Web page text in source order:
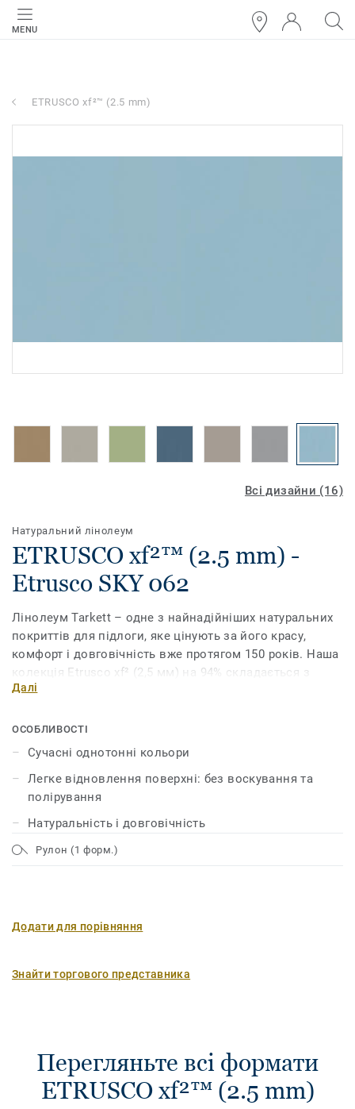
MENU
ETRUSCO xf²™ (2.5 mm)
Всі дизайни (16)
Натуральний лінолеум
ETRUSCO xf²™ (2.5 mm) -
Etrusco SKY 062
Лінолеум Tarkett – одне з найнадійніших натуральних
покриттів для підлоги, яке цінують за його красу,
комфорт і довговічність вже протягом 150 років. Наша
колекція Etrusco xf² (2,5 мм) на 94% складається з
натуральних матеріалів і нараховує 16 яскравих і
захист поверхні xf², який робить його довговічним,
надійним, економічним і легким у догляді.
Далі
ОСОБЛИВОСТІ
Сучасні однотонні кольори
Легке відновлення поверхні: без воскування та
полірування
Натуральність і довговічність
Рулон (1 форм.)
Додати для порівняння
Знайти торгового представника
Перегляньте всі формати
ETRUSCO xf²™ (2.5 mm)